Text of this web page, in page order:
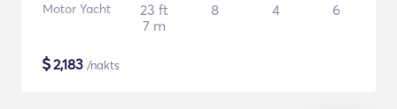
Motor Yacht
23 ft
7 m
8 4 6
$2,183 /nakts